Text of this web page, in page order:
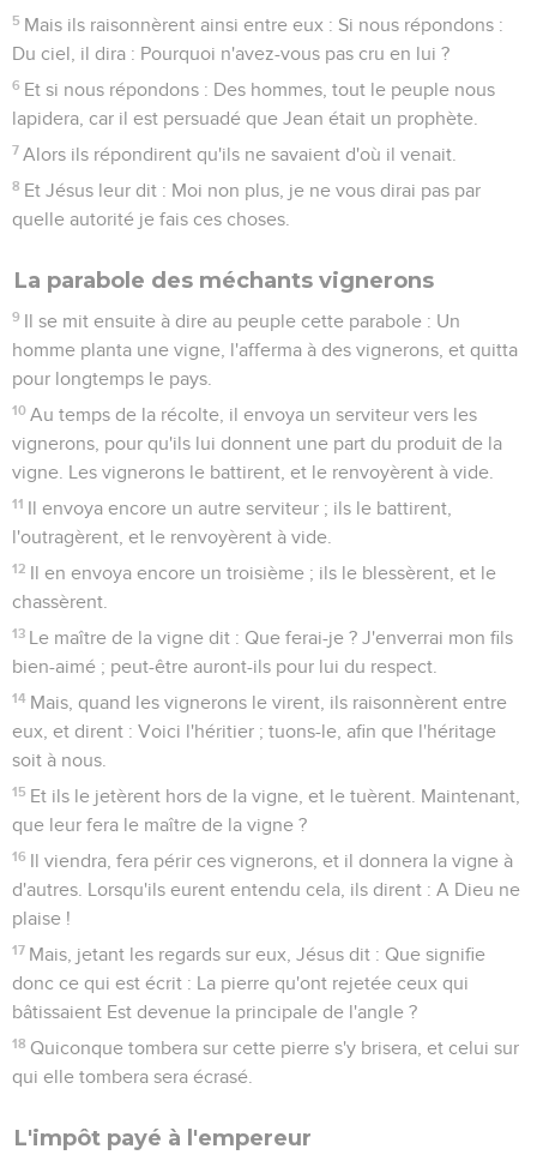
5 Mais ils raisonnèrent ainsi entre eux : Si nous répondons :
Du ciel, il dira : Pourquoi n'avez-vous pas cru en lui ?
6 Et si nous répondons : Des hommes, tout le peuple nous
lapidera, car il est persuadé que Jean était un prophète.
7 Alors ils répondirent qu'ils ne savaient d'où il venait.
8 Et Jésus leur dit : Moi non plus, je ne vous dirai pas par
quelle autorité je fais ces choses.
La parabole des méchants vignerons
9 Il se mit ensuite à dire au peuple cette parabole : Un
homme planta une vigne, l'afferma à des vignerons, et quitta
pour longtemps le pays.
10 Au temps de la récolte, il envoya un serviteur vers les
vignerons, pour qu'ils lui donnent une part du produit de la
vigne. Les vignerons le battirent, et le renvoyèrent à vide.
11 Il envoya encore un autre serviteur ; ils le battirent,
l'outragèrent, et le renvoyèrent à vide.
12 Il en envoya encore un troisième ; ils le blessèrent, et le
chassèrent.
13 Le maître de la vigne dit : Que ferai-je ? J'enverrai mon fils
bien-aimé ; peut-être auront-ils pour lui du respect.
14 Mais, quand les vignerons le virent, ils raisonnèrent entre
eux, et dirent : Voici l'héritier ; tuons-le, afin que l'héritage
soit à nous.
15 Et ils le jetèrent hors de la vigne, et le tuèrent. Maintenant,
que leur fera le maître de la vigne ?
16 Il viendra, fera périr ces vignerons, et il donnera la vigne à
d'autres. Lorsqu'ils eurent entendu cela, ils dirent : A Dieu ne
plaise !
17 Mais, jetant les regards sur eux, Jésus dit : Que signifie
donc ce qui est écrit : La pierre qu'ont rejetée ceux qui
bâtissaient Est devenue la principale de l'angle ?
18 Quiconque tombera sur cette pierre s'y brisera, et celui sur
qui elle tombera sera écrasé.
L'impôt payé à l'empereur